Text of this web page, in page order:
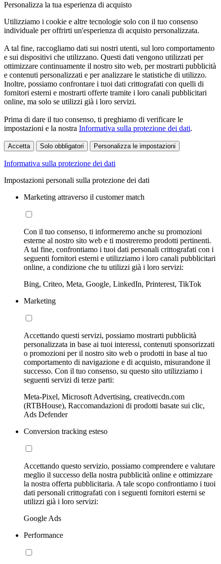
Personalizza la tua esperienza di acquisto
Utilizziamo i cookie e altre tecnologie solo con il tuo consenso
individuale per offrirti un'esperienza di acquisto personalizzata.
A tal fine, raccogliamo dati sui nostri utenti, sul loro comportamento
e sui dispositivi che utilizzano. Questi dati vengono utilizzati per
ottimizzare continuamente il nostro sito web, per mostrarti pubblicità
e contenuti personalizzati e per analizzare le statistiche di utilizzo.
Inoltre, possiamo confrontare i tuoi dati crittografati con quelli di
fornitori esterni e mostrarti offerte tramite i loro canali pubblicitari
online, ma solo se utilizzi già i loro servizi.
Prima di dare il tuo consenso, ti preghiamo di verificare le
impostazioni e la nostra Informativa sulla protezione dei dati.
Accetta Solo obbligatori Personalizza le impostazioni
Informativa sulla protezione dei dati
Impostazioni personali sulla protezione dei dati
Marketing attraverso il customer match
Con il tuo consenso, ti informeremo anche su promozioni
esterne al nostro sito web e ti mostreremo prodotti pertinenti.
A tal fine, confrontiamo i tuoi dati personali crittografati con i
seguenti fornitori esterni e utilizziamo i loro canali pubblicitari
online, a condizione che tu utilizzi già i loro servizi:
Bing, Criteo, Meta, Google, LinkedIn, Printerest, TikTok
Marketing
Accettando questi servizi, possiamo mostrarti pubblicità
personalizzata in base ai tuoi interessi, contenuti sponsorizzati
o promozioni per il nostro sito web o prodotti in base al tuo
comportamento di navigazione e di acquisto, misurandone il
successo. Con il tuo consenso, su questo sito utilizziamo i
seguenti servizi di terze parti:
Meta-Pixel, Microsoft Advertising, creativecdn.com
(RTBHouse), Raccomandazioni di prodotti basate sui clic,
Ads Defender
Conversion tracking esteso
Accettando questo servizio, possiamo comprendere e valutare
meglio il successo della nostra pubblicità online e ottimizzare
la nostra offerta pubblicitaria. A tale scopo confrontiamo i tuoi
dati personali crittografati con i seguenti fornitori esterni se
utilizzi già i loro servizi:
Google Ads
Performance